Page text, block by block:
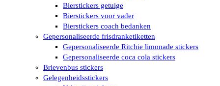
Bierstickers getuige
Bierstickers voor vader
Bierstickers coach bedanken
Gepersonaliseerde frisdranketiketten
Gepersonaliseerde Ritchie limonade stickers
Gepersonaliseerde coca cola stickers
Brievenbus stickers
Gelegenheidsstickers